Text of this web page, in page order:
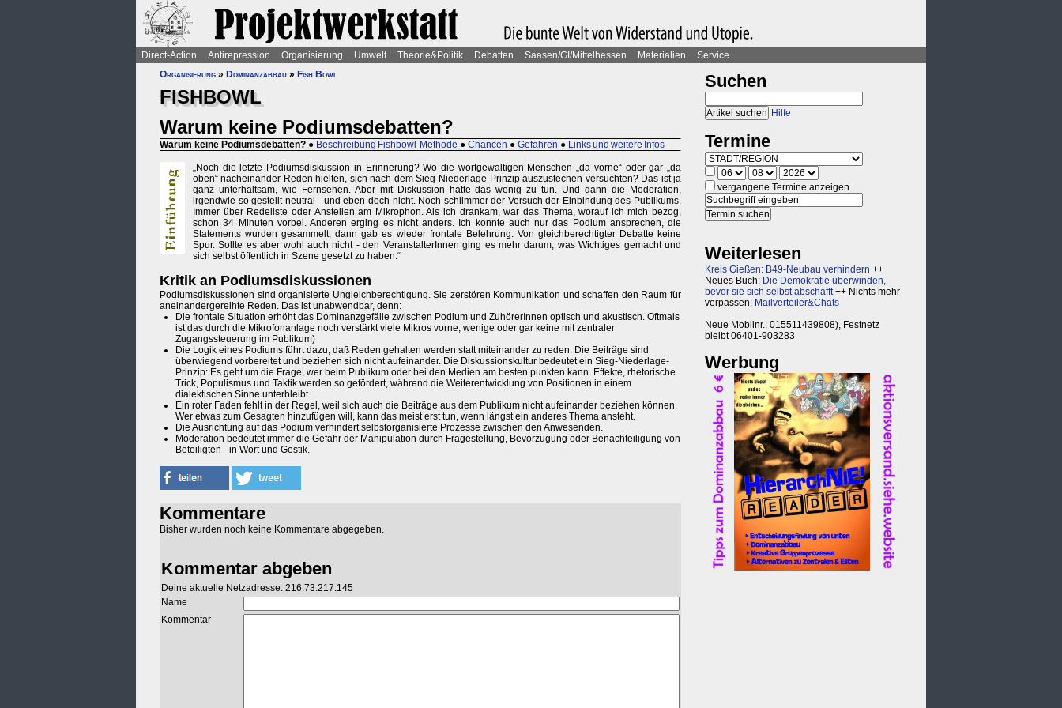
Direct-Action Antirepression Organisierung Umwelt Theorie&Politik Debatten Saasen/GI/Mittelhessen Materialien
Service
Organisierung » Dominanzabbau » Fish Bowl
FISHBOWL
Warum keine Podiumsdebatten?
Warum keine Podiumsdebatten? ● Beschreibung Fishbowl-Methode ● Chancen ● Gefahren ● Links und weitere Infos
„Noch die letzte Podiumsdiskussion in Erinnerung? Wo die wortgewaltigen Menschen „da vorne“ oder gar „da
oben“ nacheinander Reden hielten, sich nach dem Sieg-Niederlage-Prinzip auszustechen versuchten? Das ist ja
ganz unterhaltsam, wie Fernsehen. Aber mit Diskussion hatte das wenig zu tun. Und dann die Moderation,
irgendwie so gestellt neutral - und eben doch nicht. Noch schlimmer der Versuch der Einbindung des Publikums.
Immer über Redeliste oder Anstellen am Mikrophon. Als ich drankam, war das Thema, worauf ich mich bezog,
schon 34 Minuten vorbei. Anderen erging es nicht anders. Ich konnte auch nur das Podium ansprechen, die
Statements wurden gesammelt, dann gab es wieder frontale Belehrung. Von gleichberechtigter Debatte keine
Spur. Sollte es aber wohl auch nicht - den VeranstalterInnen ging es mehr darum, was Wichtiges gemacht und
sich selbst öffentlich in Szene gesetzt zu haben.“
Kritik an Podiumsdiskussionen
Podiumsdiskussionen sind organisierte Ungleichberechtigung. Sie zerstören Kommunikation und schaffen den Raum für
aneinandergereihte Reden. Das ist unabwendbar, denn:
Die frontale Situation erhöht das Dominanzgefälle zwischen Podium und ZuhörerInnen optisch und akustisch. Oftmals
ist das durch die Mikrofonanlage noch verstärkt viele Mikros vorne, wenige oder gar keine mit zentraler
Zugangssteuerung im Publikum)
Die Logik eines Podiums führt dazu, daß Reden gehalten werden statt miteinander zu reden. Die Beiträge sind
überwiegend vorbereitet und beziehen sich nicht aufeinander. Die Diskussionskultur bedeutet ein Sieg-Niederlage-
Prinzip: Es geht um die Frage, wer beim Publikum oder bei den Medien am besten punkten kann. Effekte, rhetorische
Trick, Populismus und Taktik werden so gefördert, während die Weiterentwicklung von Positionen in einem
dialektischen Sinne unterbleibt.
Ein roter Faden fehlt in der Regel, weil sich auch die Beiträge aus dem Publikum nicht aufeinander beziehen können.
Wer etwas zum Gesagten hinzufügen will, kann das meist erst tun, wenn längst ein anderes Thema ansteht.
Die Ausrichtung auf das Podium verhindert selbstorganisierte Prozesse zwischen den Anwesenden.
Moderation bedeutet immer die Gefahr der Manipulation durch Fragestellung, Bevorzugung oder Benachteiligung von
Beteiligten - in Wort und Gestik.
Kommentare
Bisher wurden noch keine Kommentare abgegeben.
Kommentar abgeben
Deine aktuelle Netzadresse: 216.73.217.145
Name
Kommentar
Suchen
Hilfe
Termine
vergangene Termine anzeigen
Weiterlesen
Kreis Gießen: B49-Neubau verhindern ++
Neues Buch: Die Demokratie überwinden,
bevor sie sich selbst abschafft++ Nichts mehr
verpassen: Mailverteiler&Chats
Neue Mobilnr.: 015511439808), Festnetz
bleibt 06401-903283
Werbung